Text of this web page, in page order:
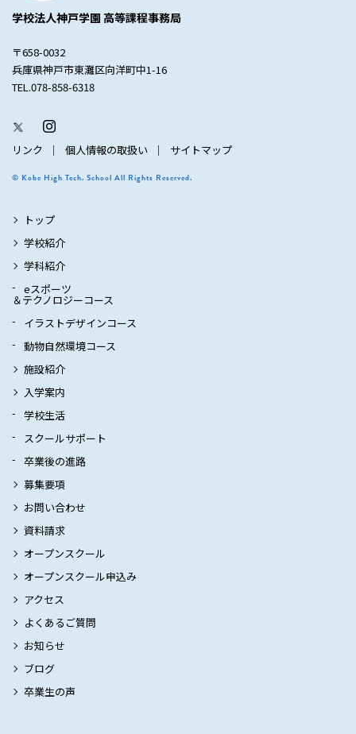
学校法人神戸学園 高等課程事務局
〒658-0032
兵庫県神戸市東灘区向洋町中1-16
TEL.078-858-6318
リンク 個人情報の取扱い サイトマップ
© Kobe High Tech. School All Rights Reserved.
トップ
学校紹介
学科紹介
eスポーツ
＆テクノロジーコース
イラストデザインコース
動物自然環境コース
施設紹介
入学案内
学校生活
スクールサポート
卒業後の進路
募集要項
お問い合わせ
資料請求
オープンスクール
オープンスクール申込み
アクセス
よくあるご質問
お知らせ
ブログ
卒業生の声